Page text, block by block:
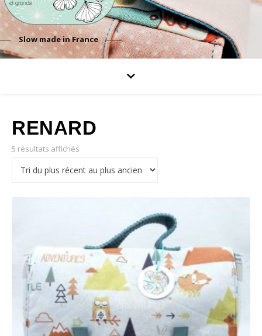
Slow made in France
RENARD
5 résultats affichés